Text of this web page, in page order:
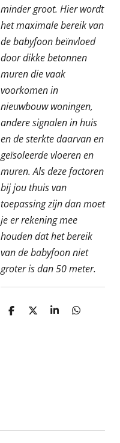
minder groot. Hier wordt
het maximale bereik van
de babyfoon beïnvloed
door dikke betonnen
muren die vaak
voorkomen in
nieuwbouw woningen,
andere signalen in huis
en de sterkte daarvan en
geïsoleerde vloeren en
muren. Als deze factoren
bij jou thuis van
toepassing zijn dan moet
je er rekening mee
houden dat het bereik
van de babyfoon niet
groter is dan 50 meter.
D
D
S
D